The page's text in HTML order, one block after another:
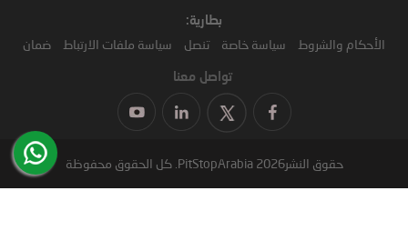
بطارية:
الأحكام والشروط سياسة خاصة تنصل سياسة ملفات الارتباط ضمان
تواصل معنا
حقوق النشر2026 PitStopArabia. كل الحقوق محفوظة